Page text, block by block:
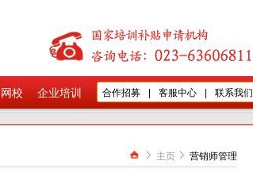
校 企业培训 合作招募 客服中心 联系我们
主页 营销师管理